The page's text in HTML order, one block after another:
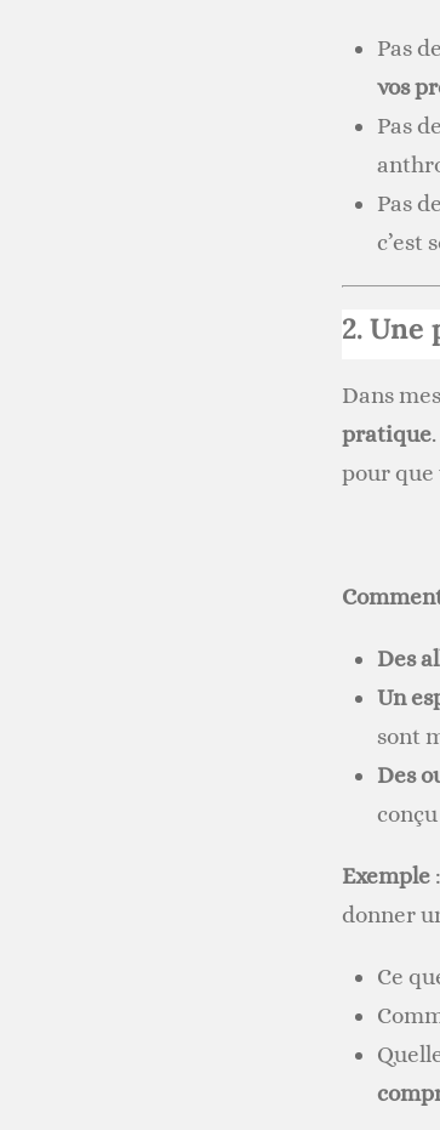
Pas de
vos
Pas de
Pas de
c’est
2.
Dans
pratique
pour que
Des
Un
sont
Des
Exemple
donner
Ce